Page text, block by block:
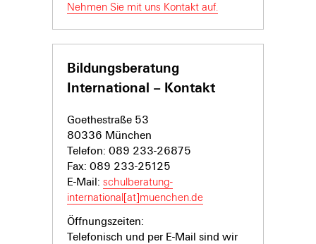
Nehmen Sie mit uns Kontakt auf.
Bildungsberatung
International – Kontakt
Goethestraße 53
80336 München
Telefon: 089 233-26875
Fax: 089 233-25125
E-Mail: schulberatung-
international[at]muenchen.de
Öffnungszeiten:
Telefonisch und per E-Mail sind wir